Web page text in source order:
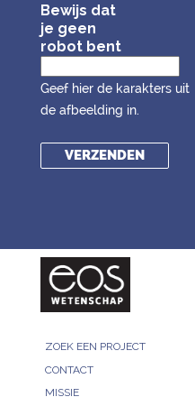
Bewijs dat
je geen
robot bent
Geef hier de karakters uit
de afbeelding in.
ZOEK EEN PROJECT
CONTACT
MISSIE